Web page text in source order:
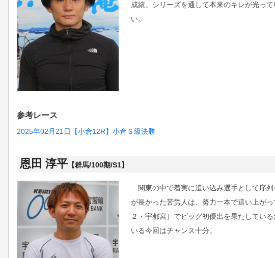
成績。シリーズを通して本来のキレが光っ
い。
参考レース
2025年02月21日【小倉12R】 小倉Ｓ級決勝
恩田 淳平 【群馬/100期/S1】
関東の中で着実に追い込み選手として序
が長かった苦労人は、努力一本で這い上が
２・宇都宮）でビッグ初優出を果たしてい
いる今回はチャンス十分。